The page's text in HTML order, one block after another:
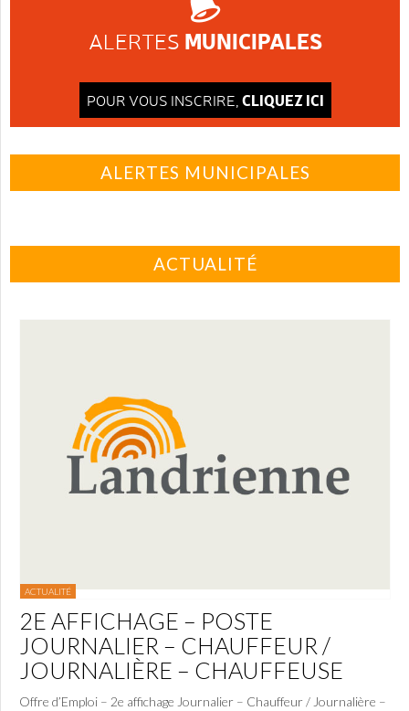
ALERTES MUNICIPALES
POUR VOUS INSCRIRE, CLIQUEZ ICI
ALERTES MUNICIPALES
ACTUALITÉ
ACTUALITÉ
2E AFFICHAGE – POSTE
JOURNALIER – CHAUFFEUR /
JOURNALIÈRE – CHAUFFEUSE
Offre d’Emploi – 2e affichage Journalier – Chauffeur / Journalière –